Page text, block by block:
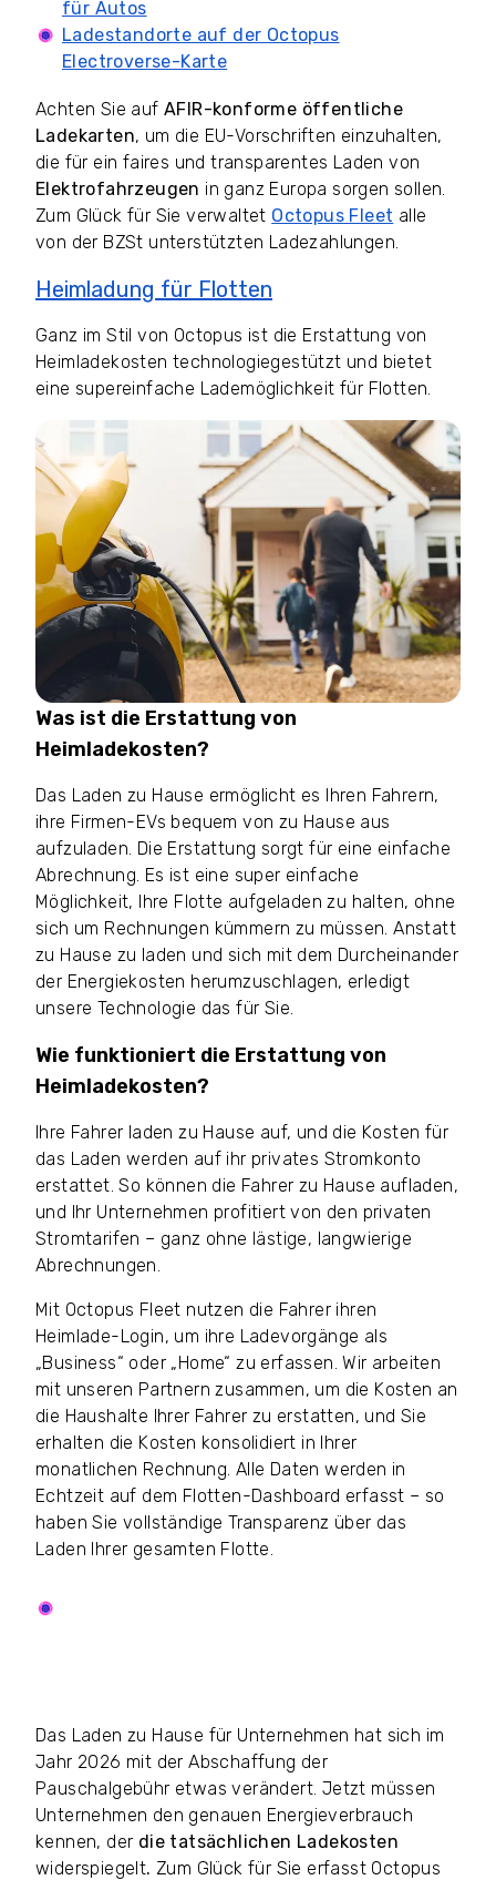
für Autos
Ladestandorte auf der Octopus
Electroverse-Karte
Achten Sie auf AFIR-konforme öffentliche
Ladekarten, um die EU-Vorschriften einzuhalten,
die für ein faires und transparentes Laden von
Elektrofahrzeugen in ganz Europa sorgen sollen.
Zum Glück für Sie verwaltet Octopus Fleet alle
von der BZSt unterstützten Ladezahlungen.
Heimladung für Flotten
Ganz im Stil von Octopus ist die Erstattung von
Heimladekosten technologiegestützt und bietet
eine supereinfache Lademöglichkeit für Flotten.
Was ist die Erstattung von
Heimladekosten?
Das Laden zu Hause ermöglicht es Ihren Fahrern,
ihre Firmen-EVs bequem von zu Hause aus
aufzuladen. Die Erstattung sorgt für eine einfache
Abrechnung. Es ist eine super einfache
Möglichkeit, Ihre Flotte aufgeladen zu halten, ohne
sich um Rechnungen kümmern zu müssen. Anstatt
zu Hause zu laden und sich mit dem Durcheinander
der Energiekosten herumzuschlagen, erledigt
unsere Technologie das für Sie.
Wie funktioniert die Erstattung von
Heimladekosten?
Ihre Fahrer laden zu Hause auf, und die Kosten für
das Laden werden auf ihr privates Stromkonto
erstattet. So können die Fahrer zu Hause aufladen,
und Ihr Unternehmen profitiert von den privaten
Stromtarifen – ganz ohne lästige, langwierige
Abrechnungen.
Mit Octopus Fleet nutzen die Fahrer ihren
Heimlade-Login, um ihre Ladevorgänge als
„Business“ oder „Home“ zu erfassen. Wir arbeiten
mit unseren Partnern zusammen, um die Kosten an
die Haushalte Ihrer Fahrer zu erstatten, und Sie
erhalten die Kosten konsolidiert in Ihrer
monatlichen Rechnung. Alle Daten werden in
Echtzeit auf dem Flotten-Dashboard erfasst – so
haben Sie vollständige Transparenz über das
Laden Ihrer gesamten Flotte.
Das Laden zu Hause für Unternehmen hat sich im
Jahr 2026 mit der Abschaffung der
Pauschalgebühr etwas verändert. Jetzt müssen
Unternehmen den genauen Energieverbrauch
kennen, der die tatsächlichen Ladekosten
widerspiegelt. Zum Glück für Sie erfasst Octopus